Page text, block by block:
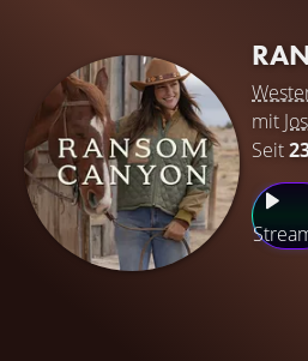
mit
Seit